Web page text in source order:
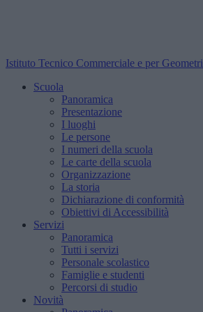
Istituto Tecnico Commerciale e per Geometri
Scuola
Panoramica
Presentazione
I luoghi
Le persone
I numeri della scuola
Le carte della scuola
Organizzazione
La storia
Dichiarazione di conformità
Obiettivi di Accessibilità
Servizi
Panoramica
Tutti i servizi
Personale scolastico
Famiglie e studenti
Percorsi di studio
Novità